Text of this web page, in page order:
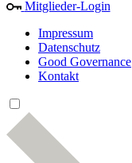
Mitglieder-Login
Impressum
Datenschutz
Good Governance
Kontakt